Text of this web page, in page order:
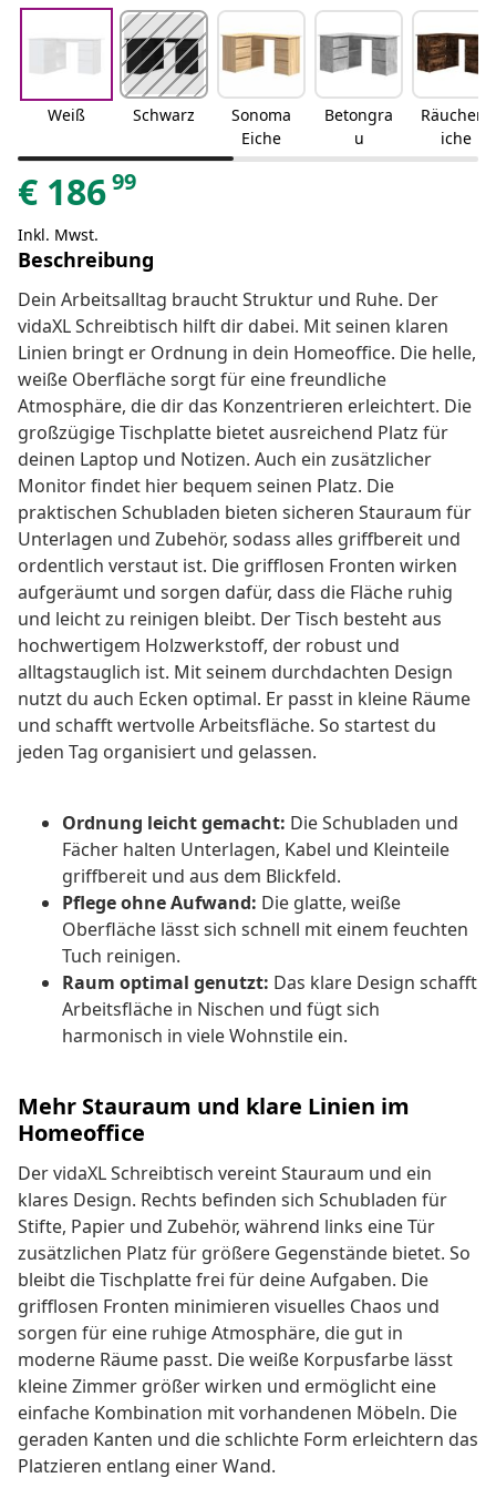
Weiß Schwarz
Sonoma
Eiche
Betongra
u
Räuchere
iche
€ 18699
Inkl. Mwst.
Beschreibung
Dein Arbeitsalltag braucht Struktur und Ruhe. Der
vidaXL Schreibtisch hilft dir dabei. Mit seinen klaren
Linien bringt er Ordnung in dein Homeoffice. Die helle,
weiße Oberfläche sorgt für eine freundliche
Atmosphäre, die dir das Konzentrieren erleichtert. Die
großzügige Tischplatte bietet ausreichend Platz für
deinen Laptop und Notizen. Auch ein zusätzlicher
Monitor findet hier bequem seinen Platz. Die
praktischen Schubladen bieten sicheren Stauraum für
Unterlagen und Zubehör, sodass alles griffbereit und
ordentlich verstaut ist. Die grifflosen Fronten wirken
aufgeräumt und sorgen dafür, dass die Fläche ruhig
und leicht zu reinigen bleibt. Der Tisch besteht aus
hochwertigem Holzwerkstoff, der robust und
alltagstauglich ist. Mit seinem durchdachten Design
nutzt du auch Ecken optimal. Er passt in kleine Räume
und schafft wertvolle Arbeitsfläche. So startest du
jeden Tag organisiert und gelassen.
Ordnung leicht gemacht: Die Schubladen und
Fächer halten Unterlagen, Kabel und Kleinteile
griffbereit und aus dem Blickfeld.
Pflege ohne Aufwand: Die glatte, weiße
Oberfläche lässt sich schnell mit einem feuchten
Tuch reinigen.
Raum optimal genutzt: Das klare Design schafft
Arbeitsfläche in Nischen und fügt sich
harmonisch in viele Wohnstile ein.
Mehr Stauraum und klare Linien im
Homeoffice
Der vidaXL Schreibtisch vereint Stauraum und ein
klares Design. Rechts befinden sich Schubladen für
Stifte, Papier und Zubehör, während links eine Tür
zusätzlichen Platz für größere Gegenstände bietet. So
bleibt die Tischplatte frei für deine Aufgaben. Die
grifflosen Fronten minimieren visuelles Chaos und
sorgen für eine ruhige Atmosphäre, die gut in
moderne Räume passt. Die weiße Korpusfarbe lässt
kleine Zimmer größer wirken und ermöglicht eine
einfache Kombination mit vorhandenen Möbeln. Die
geraden Kanten und die schlichte Form erleichtern das
Platzieren entlang einer Wand.